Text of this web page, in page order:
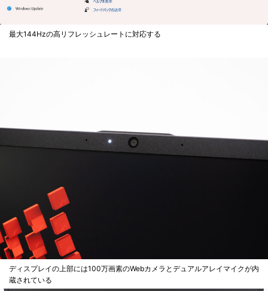
最大144Hzの高リフレッシュレートに対応する
ディスプレイの上部には100万画素のWebカメラとデュアルアレイマイクが内
蔵されている